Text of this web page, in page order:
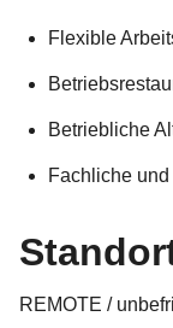
Flexible
Betriebliche
Fachliche
REMOTE /